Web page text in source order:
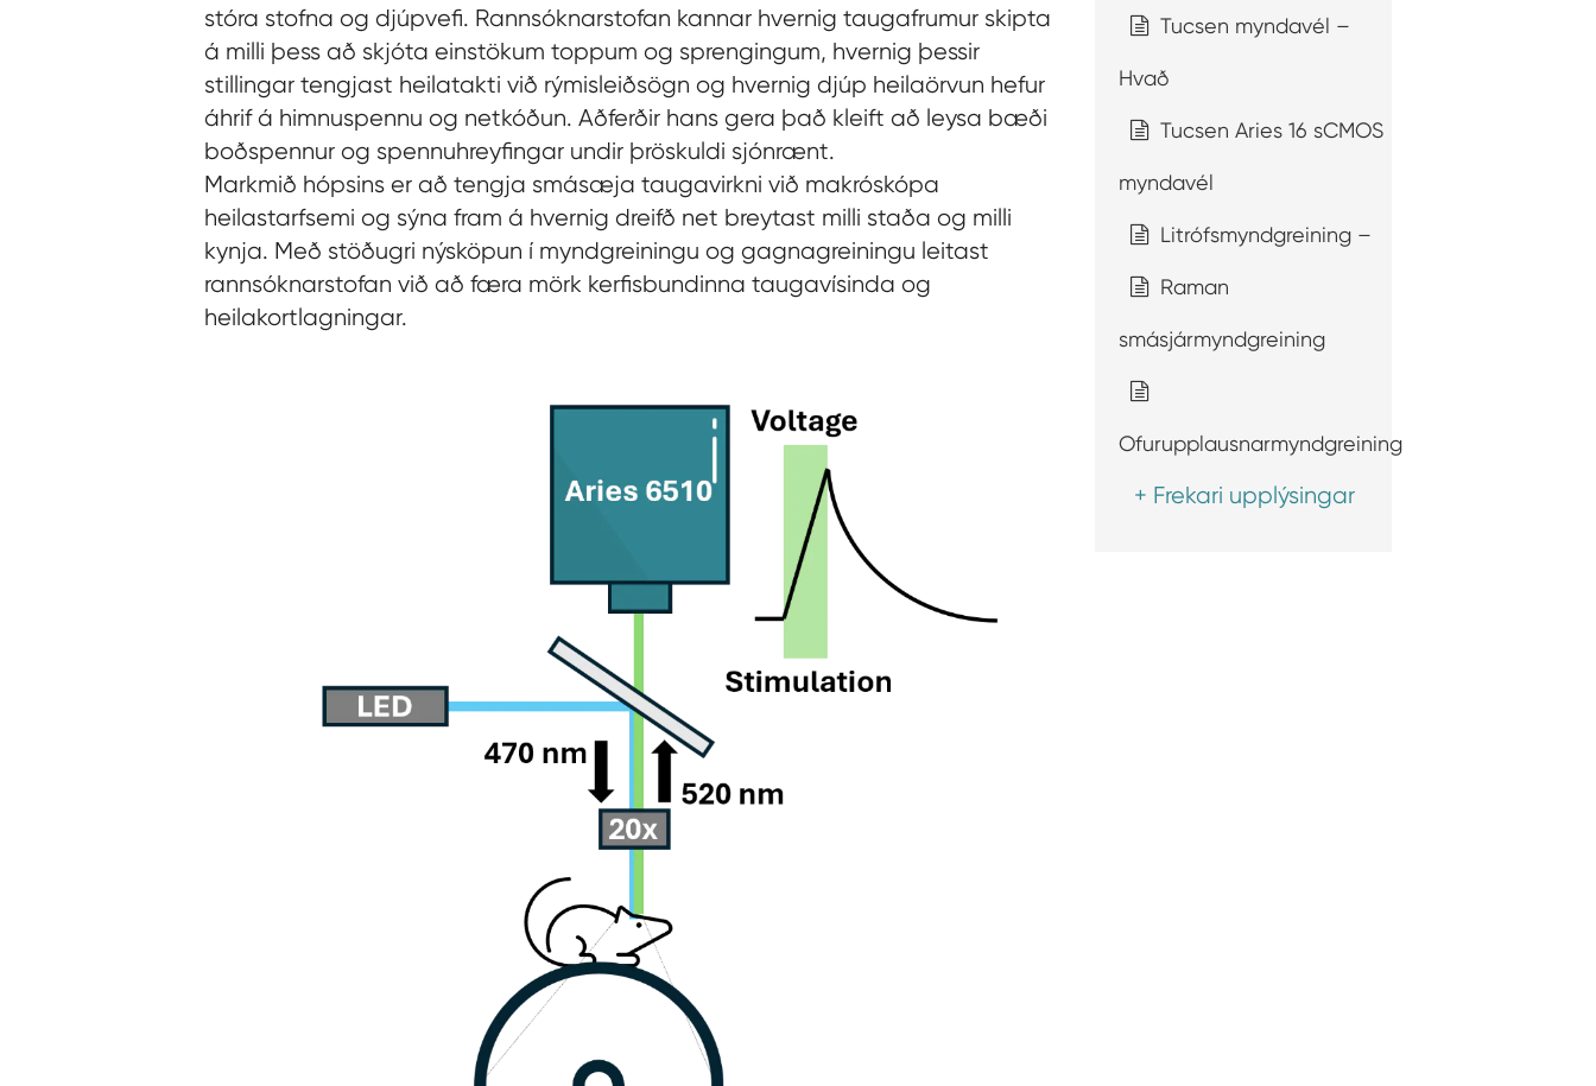
stóra stofna og djúpvefi. Rannsóknarstofan kannar hvernig taugafrumur skipta
á milli þess að skjóta einstökum toppum og sprengingum, hvernig þessir
stillingar tengjast heilatakti við rýmisleiðsögn og hvernig djúp heilaörvun hefur
áhrif á himnuspennu og netkóðun. Aðferðir hans gera það kleift að leysa bæði
boðspennur og spennuhreyfingar undir þröskuldi sjónrænt.
Markmið hópsins er að tengja smásæja taugavirkni við makróskópa
heilastarfsemi og sýna fram á hvernig dreifð net breytast milli staða og milli
kynja. Með stöðugri nýsköpun í myndgreiningu og gagnagreiningu leitast
rannsóknarstofan við að færa mörk kerfisbundinna taugavísinda og
heilakortlagningar.
Tucsen myndavél –
Hvað
Tucsen Aries 16 sCMOS
myndavél
Litrófsmyndgreining –
Raman
smásjármyndgreining
Ofurupplausnarmyndgreining
+ Frekari upplýsingar